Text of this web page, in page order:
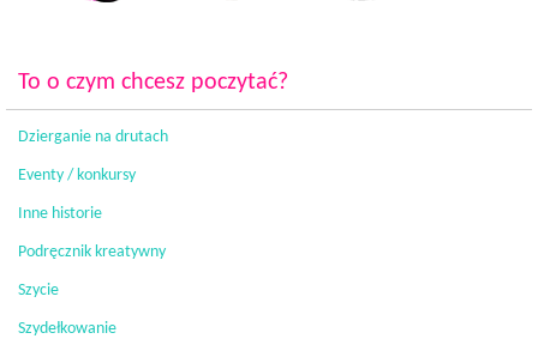
To o czym chcesz poczytać?
Dzierganie na drutach
Eventy / konkursy
Inne historie
Podręcznik kreatywny
Szycie
Szydełkowanie